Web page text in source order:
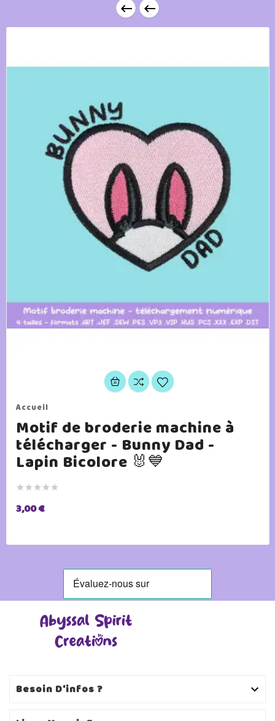
 
Accueil
Motif de broderie machine à
télécharger - Bunny Dad -
Lapin Bicolore 🐰💙
    
3,00 €
Besoin D'infos ? 